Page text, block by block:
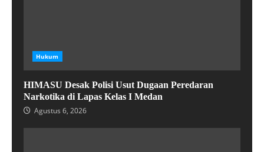
Hukum
HIMASU Desak Polisi Usut Dugaan Peredaran
Narkotika di Lapas Kelas I Medan
Agustus 6, 2026